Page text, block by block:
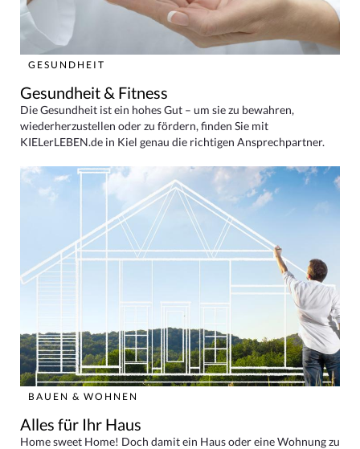
GESUNDHEIT
Gesundheit & Fitness
Die Gesundheit ist ein hohes Gut – um sie zu bewahren,
wiederherzustellen oder zu fördern, finden Sie mit
KIELerLEBEN.de in Kiel genau die richtigen Ansprechpartner.
BAUEN & WOHNEN
Alles für Ihr Haus
Home sweet Home! Doch damit ein Haus oder eine Wohnung zu